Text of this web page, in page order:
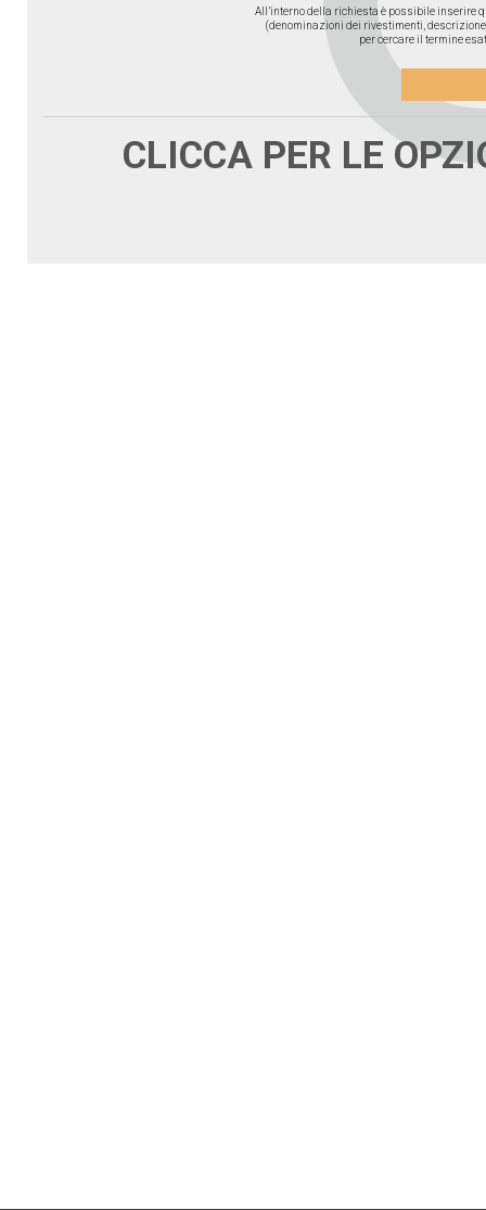
All’interno della richiesta è possibile inserire
(denominazioni dei rivestimenti, descrizione
per cercare il termine
CLICCA PER LE